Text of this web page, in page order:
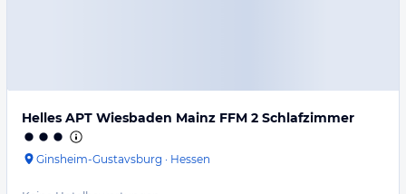
Helles APT Wiesbaden Mainz FFM 2 Schlafzimmer
Ginsheim-Gustavsburg · Hessen